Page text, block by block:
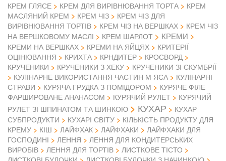
КРЕМ ГЛЯСЕ
КРЕМ ДЛЯ ВИРІВНЮВАННЯ ТОРТА
КРЕМ
МАСЛЯНИЙ КРЕМ
КРЕМ ЧІЗ
КРЕМ ЧІЗ ДЛЯ
ВИРІВНЮВАННЯ ТОРТІВ
КРЕМ ЧІЗ НА ВЕРШКАХ
КРЕМ ЧІЗ
НА ВЕРШКОВОМУ МАСЛІ
КРЕМ ШАРЛОТ КРЕМИ
КРЕМИ НА ВЕРШКАХ КРЕМИ НА ЯЙЦЯХ
КРИТЕРІЇ
ОЦІНЮВАННЯ
КРИХТА КРНДИТЕР
КРОСВОРД
КРУЧЕНИКИ
КРУЧЕНИКИ З ХЕКУ
КРУЧЕНИКИ ЗІ СКУМБРІЇ
КУЛІНАРНЕ ВИКОРИСТАННЯ ЧАСТИН М ЯСА
КУЛІНАРНІ
СТРАВИ
КУРЯЧА ГРУДКА З ПОМІДОРОМ
КУРЯЧЕ ФІЛЕ
ФАРШИРОВАНЕ АНАНАСОМ
КУРЯЧИЙ РУЛЕТ
КУРЯЧИЙ
РУЛЕТ ЗІ ШПИНАТОМ ТА ШИНКОЮ
КУХАР
КУХАР
СУБПРОДУКТИ
КУХАРІ СВІТУ
КІЛЬКІСТЬ ПРОДУКТУ ДЛЯ
КРЕМУ
КІШ ЛАЙФХАК ЛАЙФХАКИ
ЛАЙФХАКИ ДЛЯ
ГОСПОДИНІ
ЛЕННЯ
ЛЕННЯ ДЛЯ КОНДИТЕРСЬКИХ
ВИРОБІВ
ЛЕННЯ ДЛЯ ТОРТІВ
ЛИСТКОВЕ ТІСТО